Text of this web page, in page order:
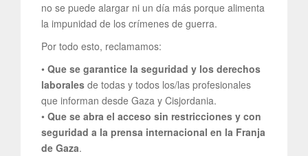
no se puede alargar ni un día más porque alimenta
la impunidad de los crímenes de guerra.
Por todo esto, reclamamos:
• Que se garantice la seguridad y los derechos
laborales de todas y todos los/las profesionales
que informan desde Gaza y Cisjordania.
• Que se abra el acceso sin restricciones y con
seguridad a la prensa internacional en la Franja
de Gaza.